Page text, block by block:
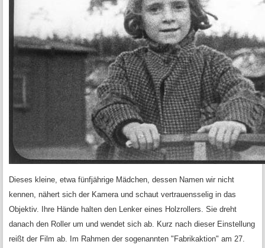
Dieses kleine, etwa fünfjährige Mädchen, dessen Namen wir nicht
kennen, nähert sich der Kamera und schaut vertrauensselig in das
Objektiv. Ihre Hände halten den Lenker eines Holzrollers. Sie dreht
danach den Roller um und wendet sich ab. Kurz nach dieser Einstellung
reißt der Film ab. Im Rahmen der sogenannten "Fabrikaktion" am 27.